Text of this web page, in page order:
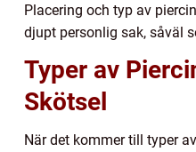
Placering och typ av
djupt personlig sak, såväl
Typer av
Skötsel
När det kommer till typer